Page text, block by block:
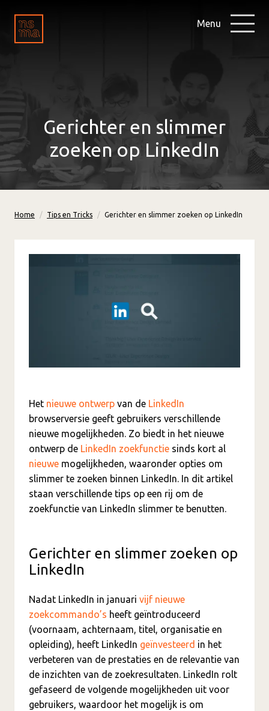
Menu
Gerichter en slimmer
zoeken op LinkedIn
Home Tips en Tricks Gerichter en slimmer zoeken op LinkedIn
Het nieuwe ontwerp van de LinkedIn
browserversie geeft gebruikers verschillende
nieuwe mogelijkheden. Zo biedt in het nieuwe
ontwerp de LinkedIn zoekfunctie sinds kort al
nieuwe mogelijkheden, waaronder opties om
slimmer te zoeken binnen LinkedIn. In dit artikel
staan verschillende tips op een rij om de
zoekfunctie van LinkedIn slimmer te benutten.
Gerichter en slimmer zoeken op
LinkedIn
Nadat LinkedIn in januari vijf nieuwe
zoekcommando’s heeft geïntroduceerd
(voornaam, achternaam, titel, organisatie en
opleiding), heeft LinkedIn geïnvesteerd in het
verbeteren van de prestaties en de relevantie van
de inzichten van de zoekresultaten. LinkedIn rolt
gefaseerd de volgende mogelijkheden uit voor
gebruikers, waardoor het mogelijk is om